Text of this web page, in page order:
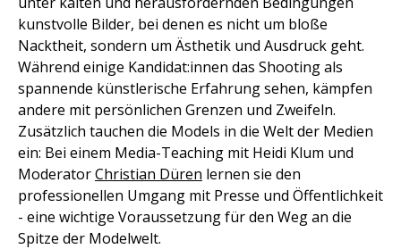
kunstvolle Bilder, bei denen es nicht um bloße
Nacktheit, sondern um Ästhetik und Ausdruck geht.
Während einige Kandidat:innen das Shooting als
spannende künstlerische Erfahrung sehen, kämpfen
andere mit persönlichen Grenzen und Zweifeln.
Zusätzlich tauchen die Models in die Welt der Medien
ein: Bei einem Media-Teaching mit Heidi Klum und
ModeratorChristian Düren lernen sie den
professionellen Umgang mit Presse und Öffentlichkeit
- eine wichtige Voraussetzung für den Weg an die
Spitze der Modelwelt.